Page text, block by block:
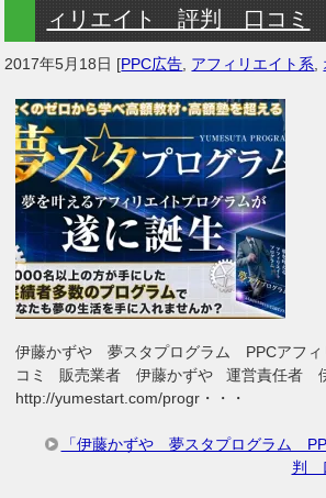
ィリエイト 評判 口コミ
2017年5月18日 [PPC広告 アフィリエイト系
伊藤かずや 夢スタプログラム PPCアフ
コミ 販売業者 伊藤かずや 運営責任者
http://yumestart.com/progr・・・
「伊藤かずや 夢スタプログラム
判